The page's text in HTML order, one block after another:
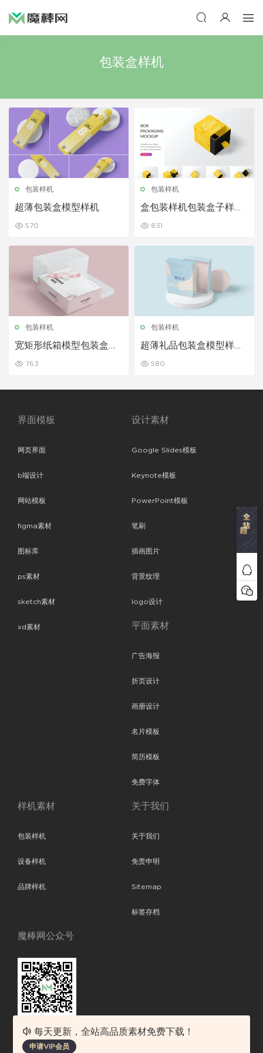
包装盒样机
包装样机
超薄包装盒模型样机
570
包装样机
盒包装样机包装盒子样机
831
包装样机
宽矩形纸箱模型包装盒模
763
包装样机
超薄礼品包装盒模型样机
580
界面模板
网页界面
b端设计
网站模板
figma素材
图标库
ps素材
sketch素材
xd素材
设计素材
Google Slides模板
Keynote模板
PowerPoint模板
笔刷
插画图片
背景纹理
logo设计
平面素材
广告海报
折页设计
画册设计
名片模板
简历模板
免费字体
样机素材
包装样机
设备样机
品牌样机
关于我们
关于我们
免责申明
Sitemap
标签存档
魔棒网公众号
魔棒网提供优质设计模板下载，分享优秀的设计。素材包含了APP设计、
每天更新，全站高品质素材免费下载！
申请VIP会员